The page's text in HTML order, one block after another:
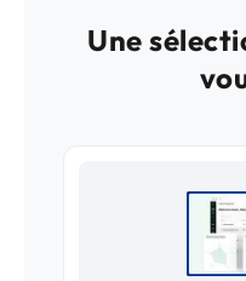
Une